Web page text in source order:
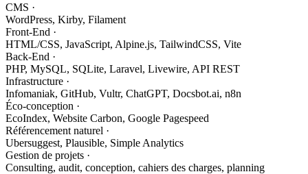
CMS ·
WordPress, Kirby, Filament
Front-End ·
HTML/CSS, JavaScript, Alpine.js, TailwindCSS, Vite
Back-End ·
PHP, MySQL, SQLite, Laravel, Livewire, API REST
Infrastructure ·
Infomaniak, GitHub, Vultr, ChatGPT, Docsbot.ai, n8n
Éco-conception ·
EcoIndex, Website Carbon, Google Pagespeed
Référencement naturel ·
Ubersuggest, Plausible, Simple Analytics
Gestion de projets ·
Consulting, audit, conception, cahiers des charges, planning